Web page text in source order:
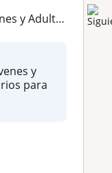
metodología pa nivel Profesional
y
para